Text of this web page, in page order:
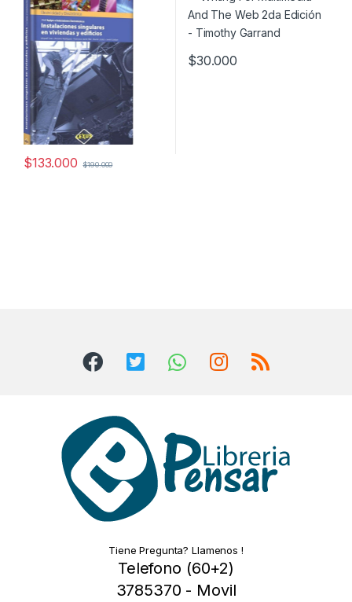
$133.000 $190.000
$30.000
Tiene Pregunta? Llamenos !
Telefono (60+2)
3785370 - Movil